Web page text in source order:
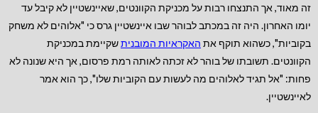
זה מאוד, אך התנצחו רבות על מכניקת הקוונטים, שאיינשטיין לא קיבל עד
יומו האחרון. היה זה במכתב לבוהר שבו איינשטיין גרס כי "אלוהים לא משחק
בקוביות", כשהוא תוקף את האקראיות המובניתשקיימת במכניקת
הקוונטים. תשובתו של בוהר לא זכתה לאותה רמת פרסום, אך היא שנונה לא
פחות: "אל תגיד לאלוהים מה לעשות עם הקוביות שלו", כך הוא אמר
לאיינשטיין.